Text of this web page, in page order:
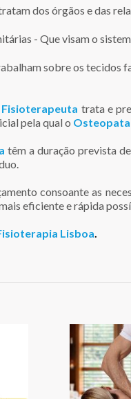
dos órgãos e das
- Que visam o
sobre os tecidos
Fisioterapeuta trata e
pela qual o Osteopata
têm a duração prevista
consoante as
eficiente e rápida
Lisboa.